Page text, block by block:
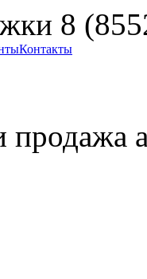
8
Контакты
продажа